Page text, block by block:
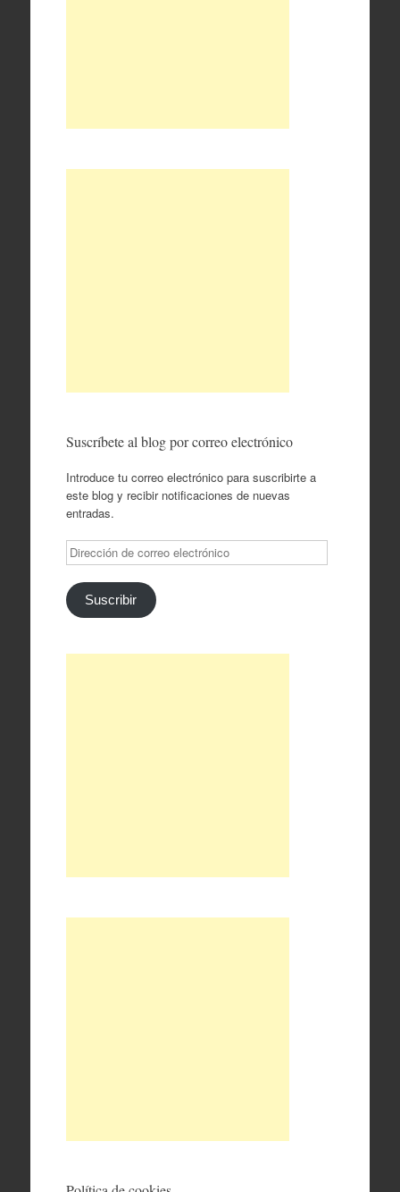
Suscríbete al blog por correo electrónico
Introduce tu correo electrónico para suscribirte a
este blog y recibir notificaciones de nuevas
entradas.
Dirección
de
correo
electrónico
Suscribir